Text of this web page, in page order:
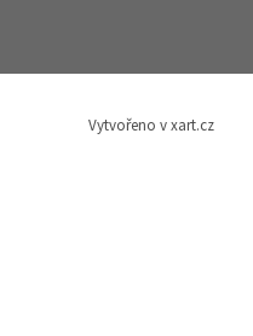
Vytvořeno v xart.cz